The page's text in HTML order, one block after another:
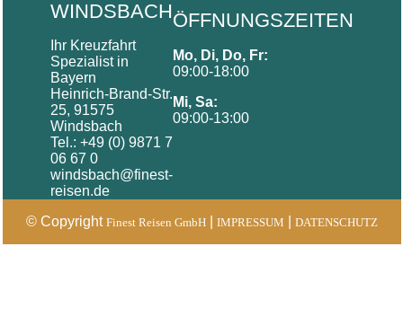
WINDSBACH
Ihr Kreuzfahrt
Spezialist in
Bayern
Heinrich-Brand-Str.
25, 91575
Windsbach
Tel.: +49 (0) 9871 7
06 67 0
windsbach@finest-
reisen.de
ÖFFNUNGSZEITEN
Mo, Di, Do, Fr:
09:00-18:00
Mi, Sa:
09:00-13:00
© Copyright Finest Reisen GmbH| IMPRESSUM DATENSCHUTZ